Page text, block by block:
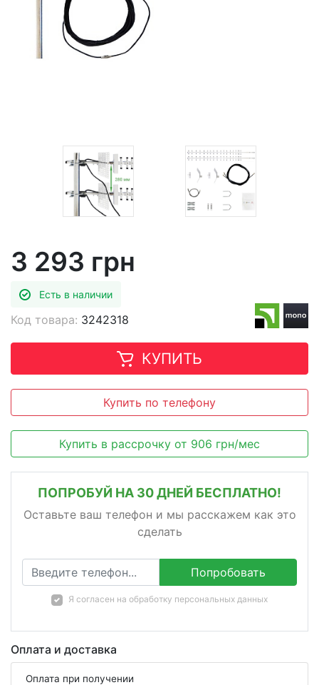
3 293 грн
Есть в наличии
Код товара: 3242318
КУПИТЬ
Купить по телефону
Купить в рассрочку от 906 грн/мес
ПОПРОБУЙ НА 30 ДНЕЙ БЕСПЛАТНО!
Оставьте ваш телефон и мы расскажем как это
сделать
Попробовать
Я согласен на обработку персональных данных
Оплата и доставка
Оплата при получении